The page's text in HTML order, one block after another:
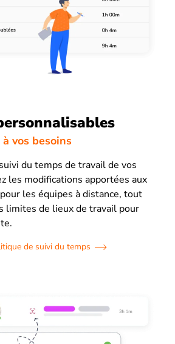
vos besoins
du temps de travail de vos
les modifications apportées aux
les équipes à distance, tout
limites de lieux de travail pour
de suivi du temps